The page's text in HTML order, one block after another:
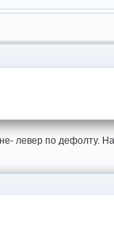
левер по дефолту.